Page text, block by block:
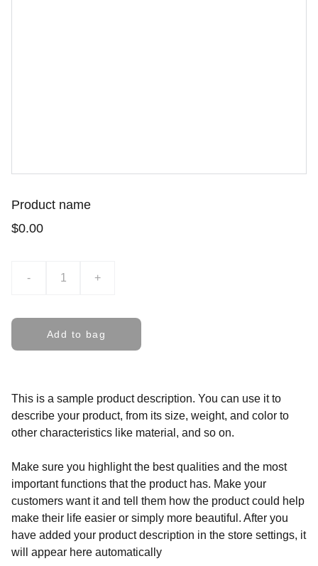
Product name
$0.00
- +
Add to bag
This is a sample product description. You can use it to
describe your product, from its size, weight, and color to
other characteristics like material, and so on.
Make sure you highlight the best qualities and the most
important functions that the product has. Make your
customers want it and tell them how the product could help
make their life easier or simply more beautiful. After you
have added your product description in the store settings, it
will appear here automatically